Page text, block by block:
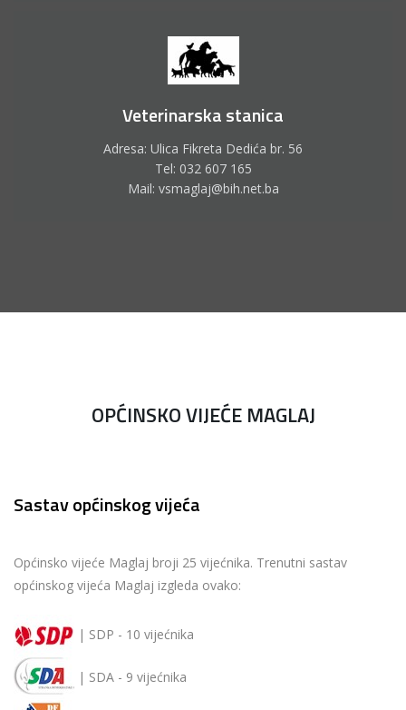
Veterinarska stanica
Adresa: Ulica Fikreta Dedića br. 56
Tel: 032 607 165
Mail: vsmaglaj@bih.net.ba
OPĆINSKO VIJEĆE MAGLAJ
Sastav općinskog vijeća
Općinsko vijeće Maglaj broji 25 vijećnika. Trenutni sastav
općinskog vijeća Maglaj izgleda ovako:
| SDP - 10 vijećnika
| SDA - 9 vijećnika